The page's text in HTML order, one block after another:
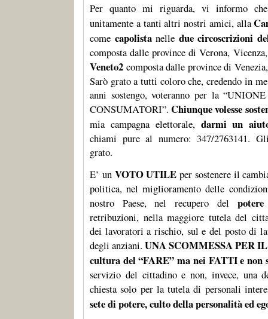
Per quanto mi riguarda, vi informo
unitamente a tanti altri nostri amici, alla
come capolistanelle due circoscrizioni
composta dalle province di Verona,
Veneto2 composta dalle province di
Sarò grato a tutti coloro che, credendo in
anni sostengo, voteranno per la
CONSUMATORI”.Chiunque volesse
mia campagna elettorale, darmi un
chiami pure al numero: 347/2763141.
grato.
E’ un VOTO UTILE per sostenere il
politica, nel miglioramento delle
nostro Paese, nel recupero del
retribuzioni, nella maggiore tutela del
dei lavoratori a rischio, sul e del posto di
degli anziani. UNA SCOMMESSA PER
cultura del “FARE” ma nei FATTI e non
servizio del cittadino e non, invece, una
chiesta solo per la tutela di personali
sete di potere, culto della personalità ed